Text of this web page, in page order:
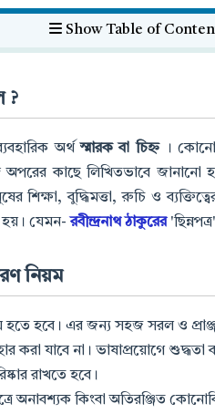
Show Table of
?
অর্থস্মারক বা চিহ্ন
।
কাছে লিখিতভাবে জানানো
শিক্ষা, বুদ্ধিমত্তা, রুচি ও
হয়। যেমন-রবীন্দ্রনাথ ঠাকুরের
নিয়ম
হতে হবে। এর জন্য সহজ সরল ও
করা যাবে না। ভাষাপ্রয়োগে শুদ্ধতা
রাখতে হবে।
অনাবশ্যক কিংবা অতিরঞ্জিত